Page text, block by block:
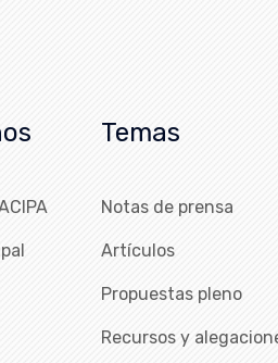
Temas
Notas de prensa
Artículos
Propuestas pleno
Recursos y